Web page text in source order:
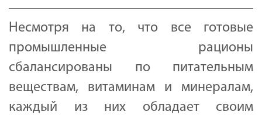
Несмотря на то, что все готовые
промышленные рационы
сбалансированы по питательным
веществам, витаминам и минералам,
каждый из них обладает своим